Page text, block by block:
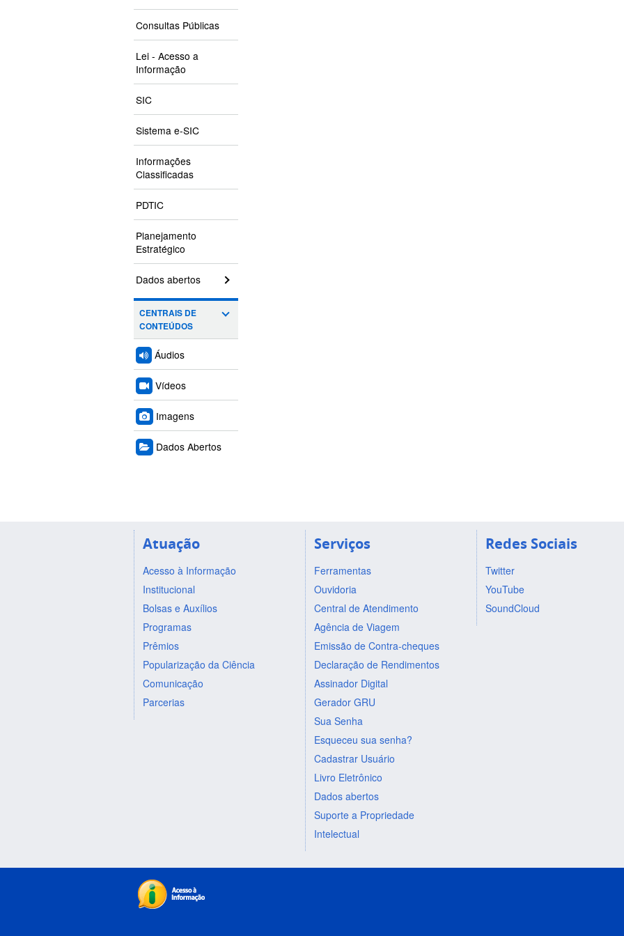
Consultas Públicas
Lei - Acesso a
Informação
SIC
Sistema e-SIC
Informações
Classificadas
PDTIC
Planejamento
Estratégico
Dados abertos
CENTRAIS DE
CONTEÚDOS
Áudios
Vídeos
Imagens
Dados Abertos
Atuação
Acesso à Informação
Institucional
Bolsas e Auxílios
Programas
Prêmios
Popularização da Ciência
Comunicação
Parcerias
Serviços
Ferramentas
Ouvidoria
Central de Atendimento
Agência de Viagem
Emissão de Contra-cheques
Declaração de Rendimentos
Assinador Digital
Gerador GRU
Sua Senha
Esqueceu sua senha?
Cadastrar Usuário
Livro Eletrônico
Dados abertos
Suporte a Propriedade
Intelectual
Redes Sociais
Twitter
YouTube
SoundCloud